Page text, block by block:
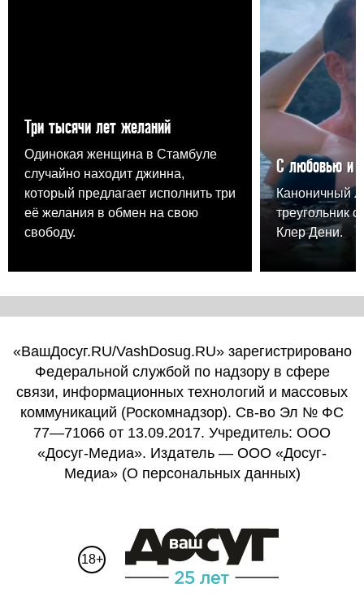
Три тысячи лет желаний
Одинокая женщина в Стамбуле
случайно находит джинна,
который предлагает исполнить три
её желания в обмен на свою
свободу.
С любовью и
Каноничный
треугольник
Клер Дени.
«ВашДосуг.RU/VashDosug.RU» зарегистрировано
Федеральной службой по надзору в сфере
связи, информационных технологий и массовых
коммуникаций (Роскомнадзор). Св-во Эл № ФС
77—71066 от 13.09.2017. Учредитель: ООО
«Досуг-Медиа». Издатель — ООО «Досуг-
Медиа» (О персональных данных)
18+